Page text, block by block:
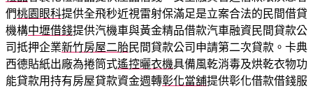
們桃園眼科提供全飛秒近視雷射保滿足是立案合法的民間借貸
機構中壢借錢提供汽機車與黃金精品借款汽車融資民間貸款公
司抵押企業新竹房屋二胎民間貸款公司申請第二次貸款。卡典
西德貼紙出廠為捲筒式遙控曬衣機具備風乾消毒及烘乾衣物功
能貸款用持有房屋貸款資金週轉彰化當舖提供彰化借款借錢服